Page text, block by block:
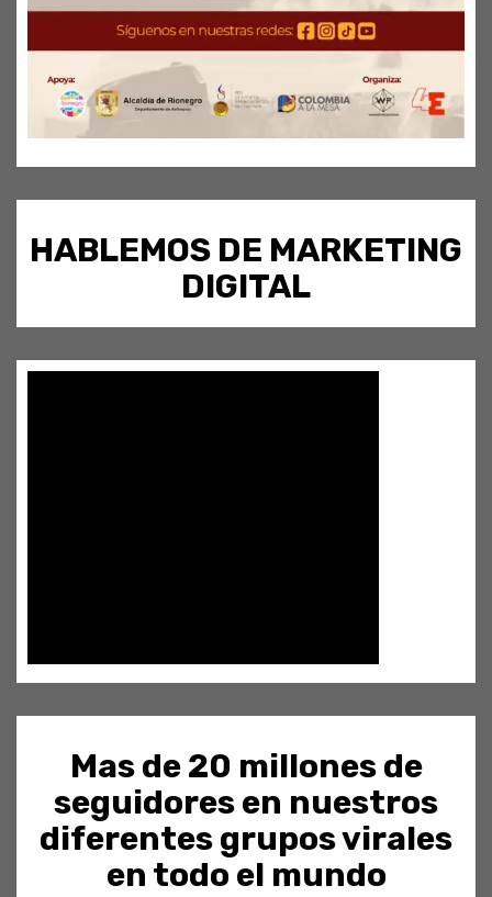
HABLEMOS DE MARKETING
DIGITAL
Mas de 20 millones de
seguidores en nuestros
diferentes grupos virales
en todo el mundo